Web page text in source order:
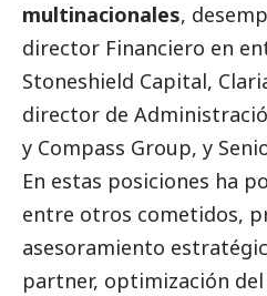
multinacionales,
director Financiero en
Stoneshield Capital,
director de
y Compass Group, y
En estas posiciones ha
entre otros cometidos,
asesoramiento
partner, optimización